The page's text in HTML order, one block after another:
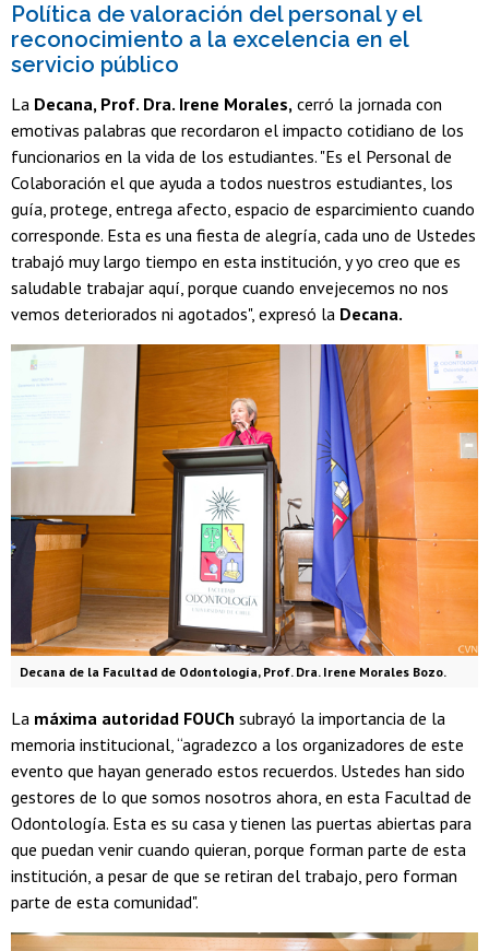
Política de valoración del personal y el
reconocimiento a la excelencia en el
servicio público
La Decana, Prof. Dra. Irene Morales, cerró la jornada con
emotivas palabras que recordaron el impacto cotidiano de los
funcionarios en la vida de los estudiantes. "Es el Personal de
Colaboración el que ayuda a todos nuestros estudiantes, los
guía, protege, entrega afecto, espacio de esparcimiento cuando
corresponde. Esta es una fiesta de alegría, cada uno de Ustedes
trabajó muy largo tiempo en esta institución, y yo creo que es
saludable trabajar aquí, porque cuando envejecemos no nos
vemos deteriorados ni agotados", expresó la Decana.
Decana de la Facultad de Odontología, Prof. Dra. Irene Morales Bozo.
La máxima autoridad FOUCh subrayó la importancia de la
memoria institucional, “agradezco a los organizadores de este
evento que hayan generado estos recuerdos. Ustedes han sido
gestores de lo que somos nosotros ahora, en esta Facultad de
Odontología. Esta es su casa y tienen las puertas abiertas para
que puedan venir cuando quieran, porque forman parte de esta
institución, a pesar de que se retiran del trabajo, pero forman
parte de esta comunidad".